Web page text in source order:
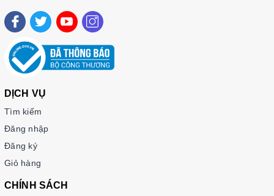
서울대 한국어 플러스 4B
서울대 한국어 플러스 5B
서울대 한국어 플러스 6A
Giáo trình Tiếng Hàn Seoul Plus 2A+
Giáo trình Tiếng Hàn Seoul Plus 2B+
Giáo trình Tiếng Hàn Seoul Plus 3A+
Giáo trình Tiếng Hàn Seoul Plus 3A+
DỊCH VỤ
Tìm kiếm
Đăng nhập
Đăng ký
Giỏ hàng
CHÍNH SÁCH